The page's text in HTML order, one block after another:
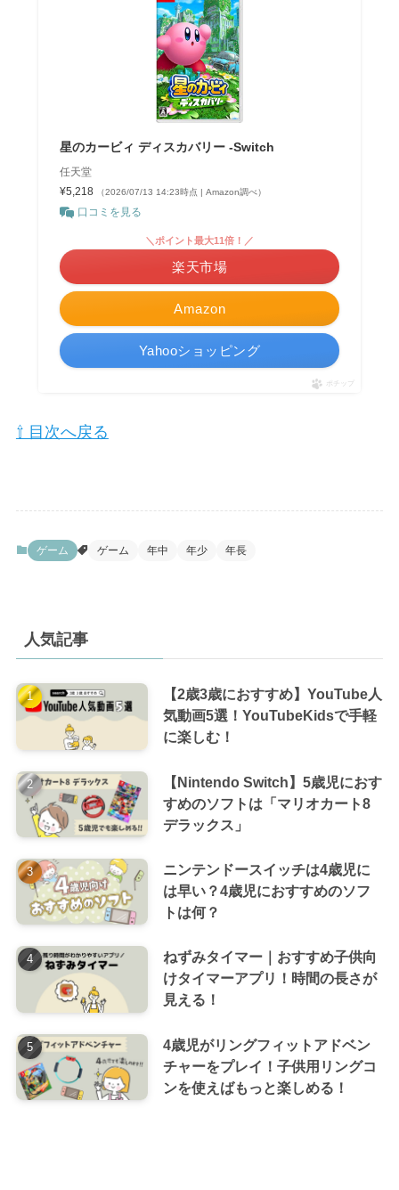
星のカービィ ディスカバリー -Switch
任天堂
¥5,218
（2026/07/13 14:23時点 | Amazon調べ）
口コミを見る
Amazon
＼ポイント最大11倍！／
楽天市場
Yahooショッピング
ポチップ
⇧ 目次へ戻る
ゲーム ゲーム 年中 年少 年長
人気記事
【2歳3歳におすすめ】YouTube人
気動画5選！YouTubeKidsで手軽
に楽しむ！
【Nintendo Switch】5歳児におす
すめのソフトは「マリオカート8
デラックス」
ニンテンドースイッチは4歳児に
は早い？4歳児におすすめのソフ
トは何？
ねずみタイマー｜おすすめ子供向
けタイマーアプリ！時間の長さが
見える！
4歳児がリングフィットアドベン
チャーをプレイ！子供用リングコ
ンを使えばもっと楽しめる！